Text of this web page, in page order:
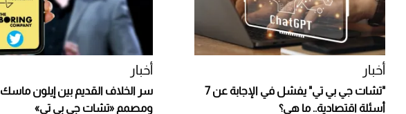
أخبار
"تشات جي بي تي" يفشل في الإجابة عن 7
أسئلة اقتصادية.. ما هي؟
أخبار
سر الخلاف القديم بين إيلون ماسك
ومصمم «تشات جي بي تي»